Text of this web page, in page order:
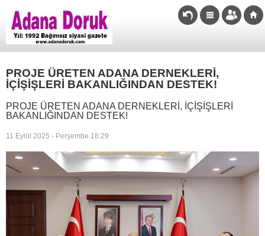
PROJE ÜRETEN ADANA DERNEKLERİ,
İÇİŞİŞLERİ BAKANLIĞINDAN DESTEK!
PROJE ÜRETEN ADANA DERNEKLERİ, İÇİŞİŞLERİ
BAKANLIĞINDAN DESTEK!
11 Eylül 2025 - Perşembe 18:29